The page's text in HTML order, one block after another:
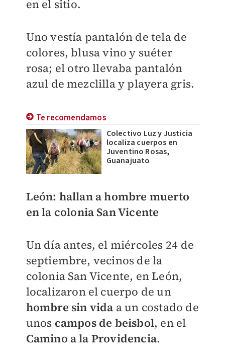
en el sitio.
Uno vestía pantalón de tela de
colores, blusa vino y suéter
rosa; el otro llevaba pantalón
azul de mezclilla y playera gris.
Te recomendamos
Colectivo Luz y Justicia
localiza cuerpos en
Juventino Rosas,
Guanajuato
León: hallan a hombre muerto
en la colonia San Vicente
Un día antes, el miércoles 24 de
septiembre, vecinos de la
colonia San Vicente, en León,
localizaron el cuerpo de un
hombre sin vida a un costado de
unos campos de beisbol, en el
Camino a la Providencia.